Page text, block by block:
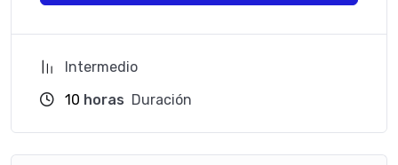
Intermedio
10 horas Duración